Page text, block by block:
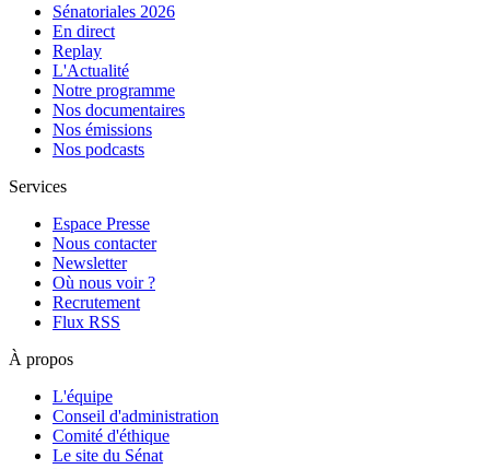
Sénatoriales 2026
En direct
Replay
L'Actualité
Notre programme
Nos documentaires
Nos émissions
Nos podcasts
Services
Espace Presse
Nous contacter
Newsletter
Où nous voir ?
Recrutement
Flux RSS
À propos
L'équipe
Conseil d'administration
Comité d'éthique
Le site du Sénat